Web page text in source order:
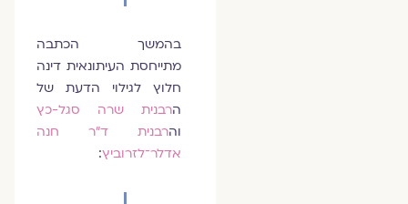
בהמשך הכתבה
מתייחסת העיתונאית דינה
חלוץ לגילוי הדעת של
רבנית שרה סגל-כץ
והרבנית ד"ר חנה
אדלר־לזרוביץ: